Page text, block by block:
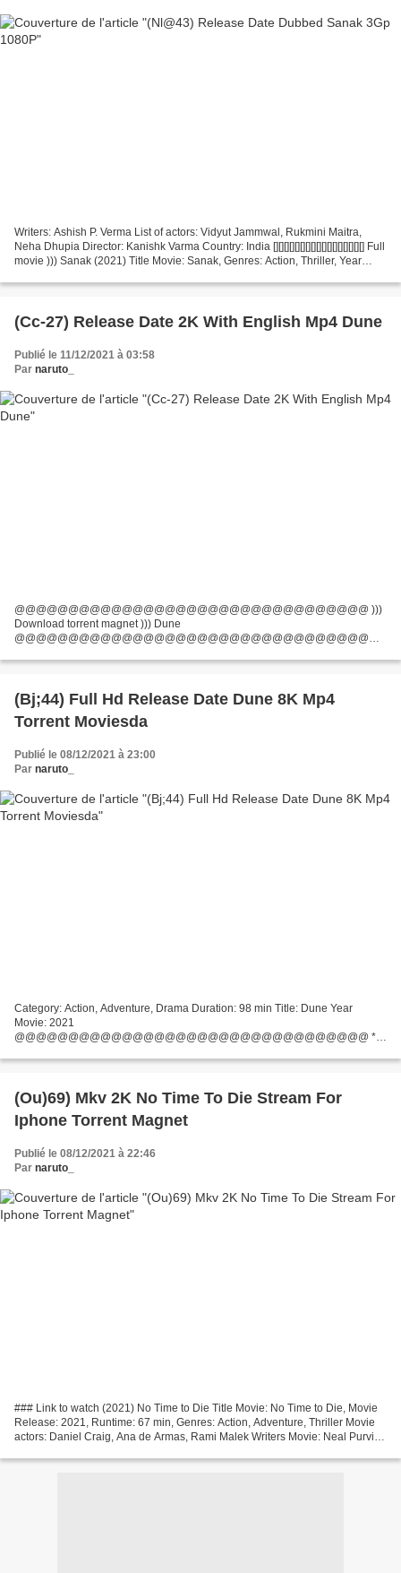
Writers: Ashish P. Verma List of actors: Vidyut Jammwal, Rukmini Maitra,
Neha Dhupia Director: Kanishk Varma Country: India [][][][][][][][][][][][][][][][][] Full
movie ))) Sanak (2021) Title Movie: Sanak, Genres: Action, Thriller, Year
(Cc-27) Release Date 2K With English Mp4 Dune
Publié le 11/12/2021 à 03:58
Par naruto_
@@@@@@@@@@@@@@@@@@@@@@@@@@@@@@@@@ )))
Download torrent magnet ))) Dune
@@@@@@@@@@@@@@@@@@@@@@@@@@@@@@@@@
Movie: Jon Spaihts, Denis Villeneuve Movie actors: Timothée Chalamet,...
(Bj;44) Full Hd Release Date Dune 8K Mp4
Torrent Moviesda
Publié le 08/12/2021 à 23:00
Par naruto_
Category: Action, Adventure, Drama Duration: 98 min Title: Dune Year
Movie: 2021
@@@@@@@@@@@@@@@@@@@@@@@@@@@@@@@@@ ***
@@@@@@@@@@@@@@@@@@@@@@@@@@@@@@@@@
Villeneuve...
(Ou)69) Mkv 2K No Time To Die Stream For
Iphone Torrent Magnet
Publié le 08/12/2021 à 22:46
Par naruto_
### Link to watch (2021) No Time to Die Title Movie: No Time to Die, Movie
Release: 2021, Runtime: 67 min, Genres: Action, Adventure, Thriller Movie
actors: Daniel Craig, Ana de Armas, Rami Malek Writers Movie: Neal Purvis,